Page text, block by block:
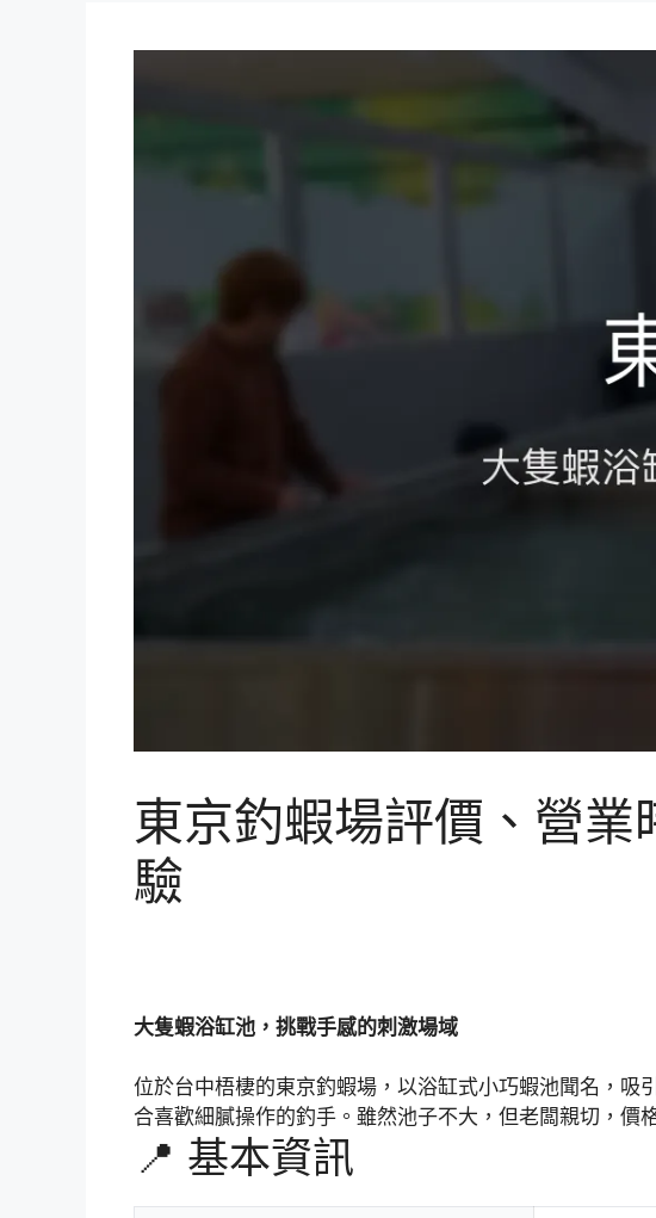
東京釣蝦場評價、營
驗
大隻蝦浴缸池，挑戰手感的刺激場域
位於台中梧棲的東京釣蝦場，以浴缸式小巧蝦池聞名，
合喜歡細膩操作的釣手。雖然池子不大，但老闆親切，價
📍 基本資訊